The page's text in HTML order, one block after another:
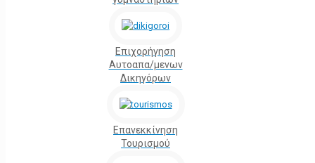
Επιχορήγηση
Αυτοαπα/μενων
Δικηγόρων
Επανεκκίνηση
Τουρισμού